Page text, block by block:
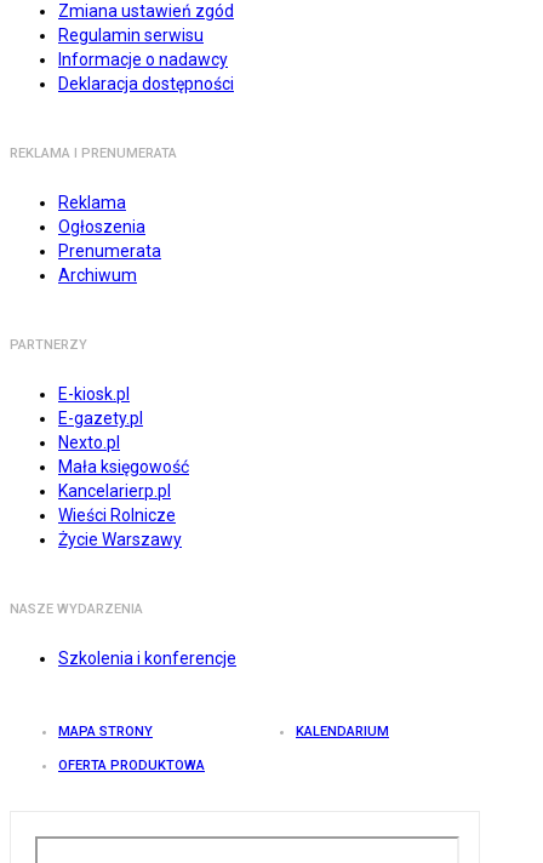
Zmiana ustawień zgód
Regulamin serwisu
Informacje o nadawcy
Deklaracja dostępności
REKLAMA I PRENUMERATA
Reklama
Ogłoszenia
Prenumerata
Archiwum
PARTNERZY
E-kiosk.pl
E-gazety.pl
Nexto.pl
Mała księgowość
Kancelarierp.pl
Wieści Rolnicze
Życie Warszawy
NASZE WYDARZENIA
Szkolenia i konferencje
MAPA STRONY KALENDARIUM
OFERTA PRODUKTOWA